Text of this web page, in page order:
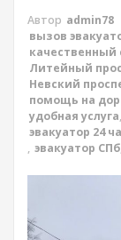
Автор admin78
вызов
качественный
Литейный
Невский
помощь на
удобная услуга,
эвакуатор 24
, эвакуатор СПб